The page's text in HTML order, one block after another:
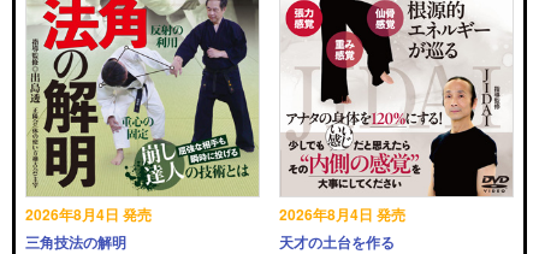
2026年8月4日 発売
三角技法の解明
2026年8月4日 発売
天才の土台を作る